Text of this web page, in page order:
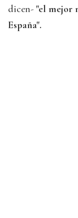
dicen- "el mejor
España".